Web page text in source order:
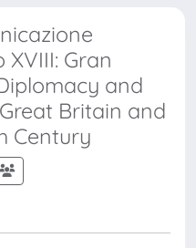
Gran
and
Britain and
Century